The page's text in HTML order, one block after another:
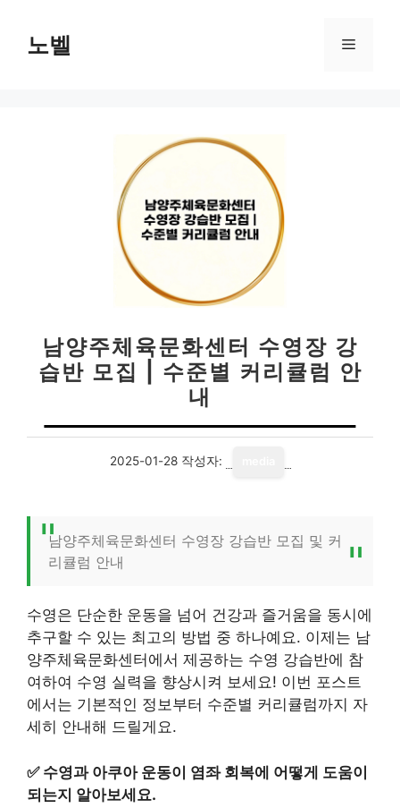
노벨 메
남양주체육문화센터 수영장 강
습반 모집 | 수준별 커리큘럼 안
내
2025-01-28 작성자:
남양주체육문화센터 수영장 강습반 모집 및 커
리큘럼 안내
수영은 단순한 운동을 넘어 건강과 즐거움을 동시에
추구할 수 있는 최고의 방법 중 하나예요. 이제는 남
양주체육문화센터에서 제공하는 수영 강습반에 참
여하여 수영 실력을 향상시켜 보세요! 이번 포스트
에서는 기본적인 정보부터 수준별 커리큘럼까지 자
세히 안내해 드릴게요.
✅ 수영과 아쿠아 운동이 염좌 회복에 어떻게 도움이
되는지 알아보세요.